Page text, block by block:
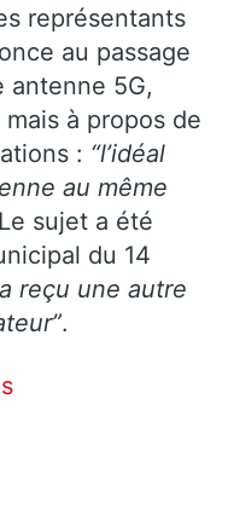
représentants
au passage
antenne 5G,
mais à propos de
: “l’idéal
au même
sujet a été
du 14
reçu une autre
.